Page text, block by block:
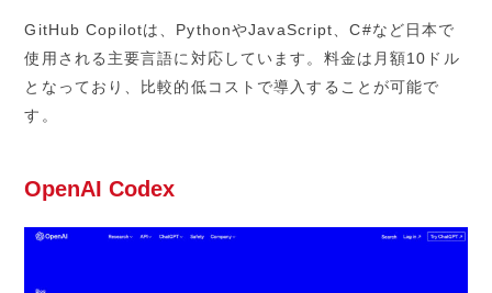
GitHub Copilotは、PythonやJavaScript、C#など日本で
使用される主要言語に対応しています。料金は月額10ドル
となっており、比較的低コストで導入することが可能で
す。
OpenAI Codex